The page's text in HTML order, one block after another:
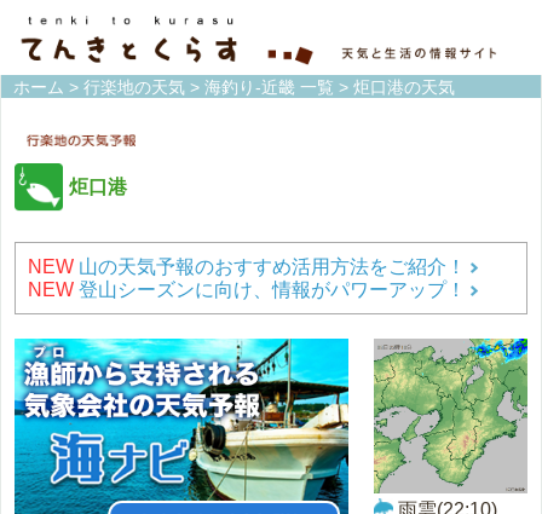
ホーム > 行楽地の天気 > 海釣り-近畿 一覧 > 炬口港の天気
炬口港
NEW 山の天気予報のおすすめ活用方法をご紹介！
NEW 登山シーズンに向け、情報がパワーアップ！
雨雲(22:10)